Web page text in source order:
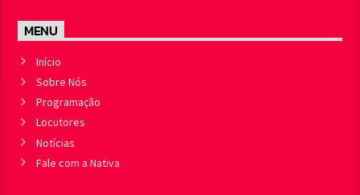
MENU
Início
Sobre Nós
Programação
Locutores
Notícias
Fale com a Nativa